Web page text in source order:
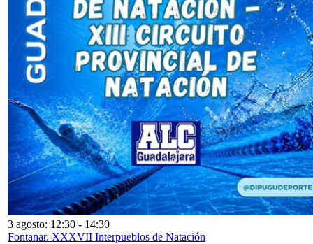
3 agosto: 12:30 - 14:30
Fontanar. XXXVII Interpueblos de Natación